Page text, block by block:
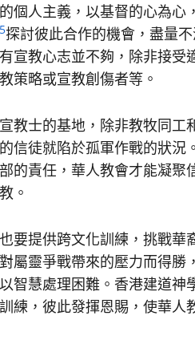
人主義，以基督的心為心
5探討彼此合作的機會，盡量
宣教心志並不夠，除非接受
策略或宣教創傷者等。
士的基地，除非教牧同工
信徒就陷於孤軍作戰的狀況
的責任，華人教會才能凝聚
。
提供跨文化訓練，挑戰華
屬靈爭戰帶來的壓力而得勝
智慧處理困難。香港建道神
練，彼此發揮恩賜，使華人